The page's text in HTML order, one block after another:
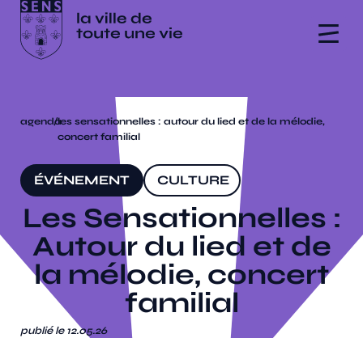
agenda
/les sensationnelles : autour du lied et de la mélodie,
concert familial
ÉVÉNEMENT CULTURE
Les Sensationnelles :
Autour du lied et de
la mélodie, concert
familial
publié le 12.05.26